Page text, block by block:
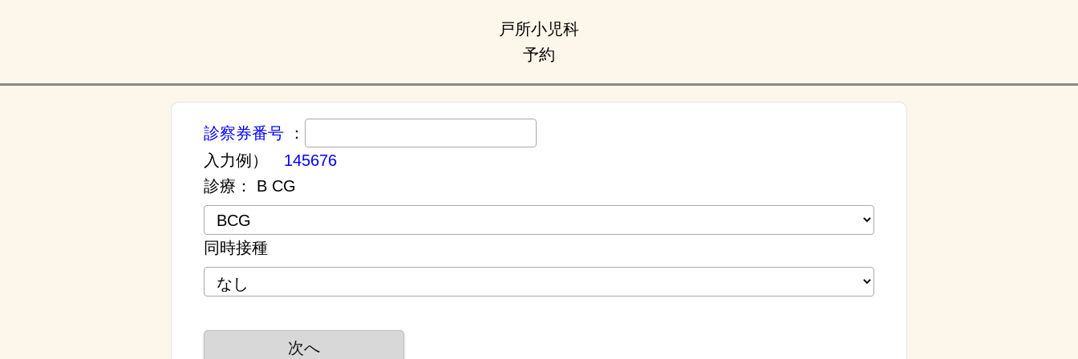
戸所小児科
予約
診察券番号 ：
入力例） 145676
診療： B CG
同時接種